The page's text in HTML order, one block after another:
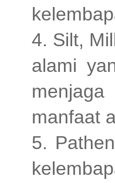
4. Silt,
alami
manfaat
5.